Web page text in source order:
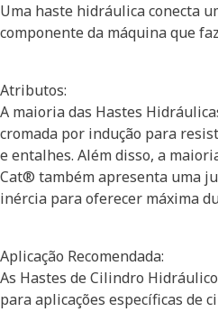
Uma haste hidráulica conecta
componente da máquina que
Atributos:
A maioria das Hastes
cromada por indução para
e entalhes. Além disso, a
Cat® também apresenta uma
inércia para oferecer máxima
Aplicação Recomendada:
As Hastes de Cilindro
para aplicações específicas de